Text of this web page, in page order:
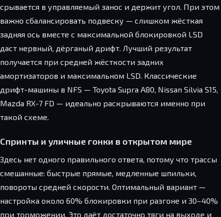
срывается в управляемый занос и держит угол. При этом
важно сбалансировать подвеску — слишком жёсткая
задняя ось вместе с максимальной блокировкой LSD
даст нервный, дёрганый дрифт. Лучший результат
получается при средней жёсткости задних
амортизаторов и максимальном LSD. Классические
дрифт-машины в NFS — Toyota Supra A80, Nissan Silvia S15,
Mazda RX-7 FD — идеально раскрываются именно при
такой схеме.
Спринты и уличные гонки в открытом мире
Здесь нет одного правильного ответа, потому что трассы
смешанные: быстрые прямые, медленные шпильки,
повороты средней скорости. Оптимальный вариант —
настройка около 60% блокировки при разгоне и 30–40%
при торможении. Это даёт достаточно тяги на выходе и